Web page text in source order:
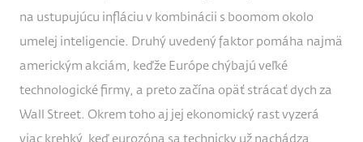
na ustupujúcu infláciu v kombinácii s boomom okolo
umelej inteligencie. Druhý uvedený faktor pomáha najmä
americkým akciám, keďže Európe chýbajú veľké
technologické firmy, a preto začína opäť strácať dych za
Wall Street. Okrem toho aj jej ekonomický rast vyzerá
viac krehký, keď eurozóna sa technicky už nachádza